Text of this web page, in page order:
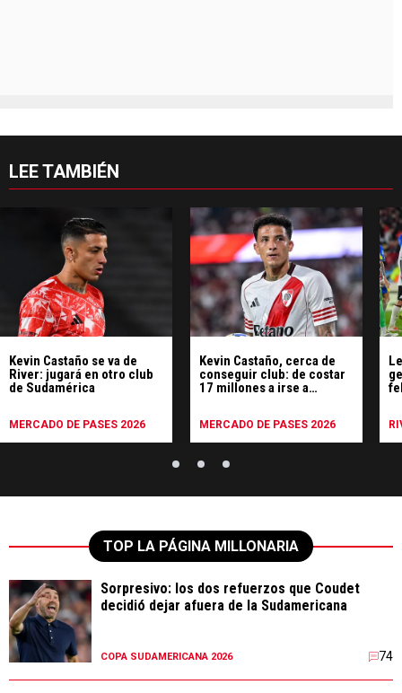
LEE TAMBIÉN
Kevin Castaño se va de
River: jugará en otro club
de Sudamérica
MERCADO DE PASES 2026
Kevin Castaño, cerca de
conseguir club: de costar
17 millones a irse a
MERCADO DE PASES 2026
TOP LA PÁGINA MILLONARIA
Sorpresivo: los dos refuerzos que Coudet
decidió dejar afuera de la Sudamericana
COPA SUDAMERICANA 2026 74